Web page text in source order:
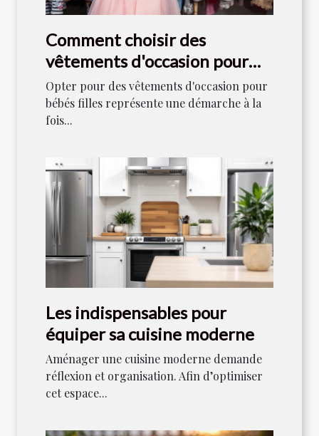
Comment choisir des
vêtements d'occasion pour
bébés filles
Opter pour des vêtements d'occasion pour
bébés filles représente une démarche à la
fois...
Les indispensables pour
équiper sa cuisine moderne
Aménager une cuisine moderne demande
réflexion et organisation. Afin d’optimiser
cet espace...